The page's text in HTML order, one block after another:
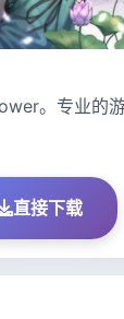
。专业的
直接下载